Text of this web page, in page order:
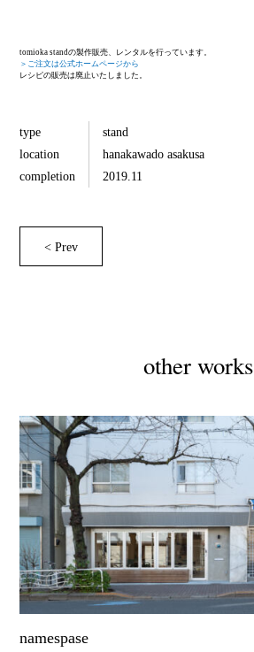
tomioka standの製作販売、レンタルを行っています。
＞ご注文は公式ホームページから
レシピの販売は廃止いたしました。
type
stand
location
hanakawado asakusa
completion
2019.11
< Prev
other works
namespase